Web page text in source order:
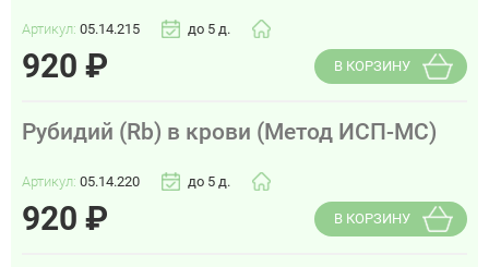
Артикул: 05.14.215 до 5 д.
920 ₽ В КОРЗИНУ
Рубидий (Rb) в крови (Метод ИСП-МС)
Артикул: 05.14.220 до 5 д.
920 ₽ В КОРЗИНУ